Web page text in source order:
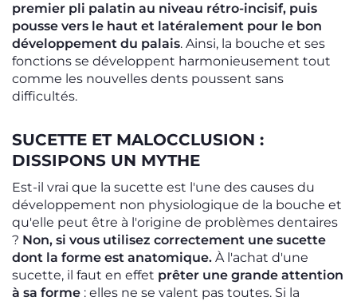
premier pli palatin au niveau rétro-incisif, puis
pousse vers le haut et latéralement pour le bon
développement du palais. Ainsi, la bouche et ses
fonctions se développent harmonieusement tout
comme les nouvelles dents poussent sans
difficultés.
SUCETTE ET MALOCCLUSION :
DISSIPONS UN MYTHE
Est-il vrai que la sucette est l'une des causes du
développement non physiologique de la bouche et
qu'elle peut être à l'origine de problèmes dentaires
? Non, si vous utilisez correctement une sucette
dont la forme est anatomique. À l'achat d'une
sucette, il faut en effet prêter une grande attention
à sa forme : elles ne se valent pas toutes. Si la